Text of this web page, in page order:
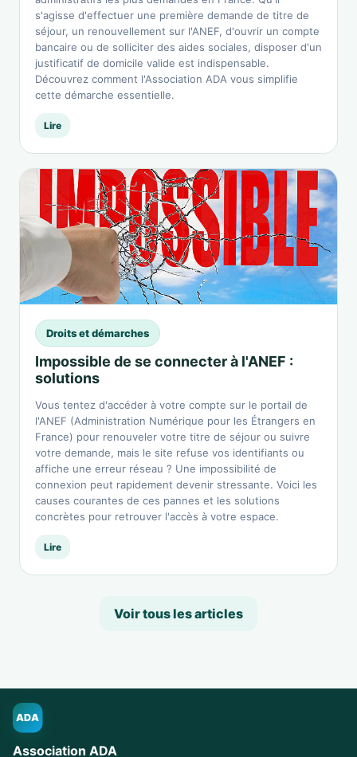
s'agisse d'effectuer une première demande de titre de
séjour, un renouvellement sur l'ANEF, d'ouvrir un compte
bancaire ou de solliciter des aides sociales, disposer d'un
justificatif de domicile valide est indispensable.
Découvrez comment l'Association ADA vous simplifie
cette démarche essentielle.
Lire
Droits et démarches
Impossible de se connecter à l'ANEF :
solutions
Vous tentez d'accéder à votre compte sur le portail de
l'ANEF (Administration Numérique pour les Étrangers en
France) pour renouveler votre titre de séjour ou suivre
votre demande, mais le site refuse vos identifiants ou
affiche une erreur réseau ? Une impossibilité de
connexion peut rapidement devenir stressante. Voici les
causes courantes de ces pannes et les solutions
concrètes pour retrouver l'accès à votre espace.
Lire
Voir tous les articles
ADA
Association ADA